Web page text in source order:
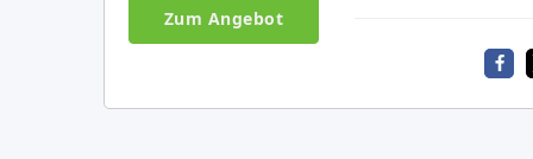
Zum Angebot